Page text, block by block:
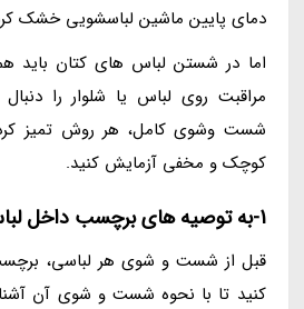
دمای پایین ماشین لباسشویی خشک
اما در شستن لباس های کتان باید
مراقبت روی لباس یا شلوار را
شست وشوی کامل، هر روش تمیز
کوچک و مخفی آزمایش کنید.
1-به توصیه های برچسب داخل لباس توجه کنید
قبل از شست و شوی هر لباسی،
کنید تا با نحوه شست و شوی آن